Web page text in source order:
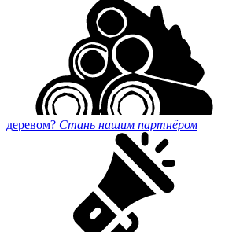
деревом? Стань нашим партнёром